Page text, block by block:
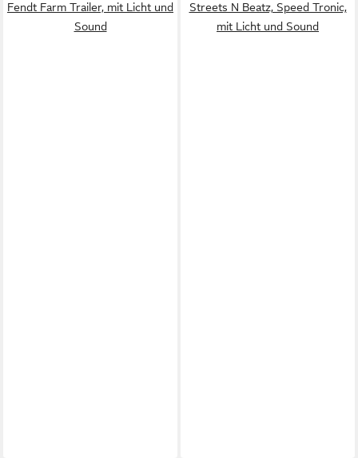
Fendt Farm Trailer, mit Licht und
Sound
Streets N Beatz, Speed Tronic,
mit Licht und Sound